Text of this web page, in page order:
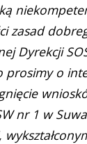
zasad
Dyrekcji
prosimy o
nr 1 w